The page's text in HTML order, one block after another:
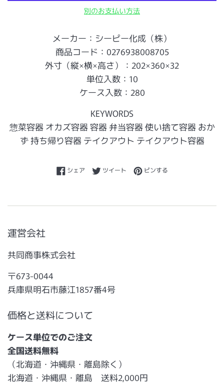
別のお支払い方法
メーカー：シーピー化成（株）
商品コード：0276938008705
外寸（縦×横×高さ）：202×360×32
単位入数：10
ケース入数：280
KEYWORDS
惣菜容器 オカズ容器 容器 弁当容器 使い捨て容器 おか
ず 持ち帰り容器 テイクアウト テイクアウト容器
シェアFacebookでシェアする
ツイートTwitterに投稿する
ピンするPinterestでピンする
運営会社
共同商事株式会社
〒673-0044
兵庫県明石市藤江1857番4号
価格と送料について
ケース単位でのご注文
全国送料無料
（北海道・沖縄県・離島除く）
北海道・沖縄県・離島 送料2,000円